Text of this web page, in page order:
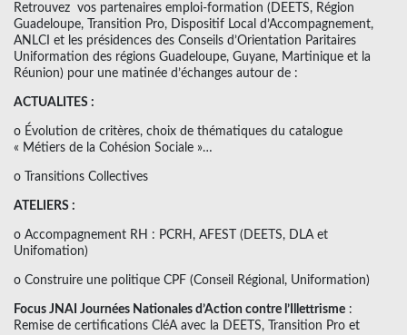
Retrouvez vos partenaires emploi-formation (DEETS, Région
Guadeloupe, Transition Pro, Dispositif Local d’Accompagnement,
ANLCI et les présidences des Conseils d’Orientation Paritaires
Uniformation des régions Guadeloupe, Guyane, Martinique et la
Réunion) pour une matinée d’échanges autour de :
ACTUALITES :
o Évolution de critères, choix de thématiques du catalogue
« Métiers de la Cohésion Sociale »…
o Transitions Collectives
ATELIERS :
o Accompagnement RH : PCRH, AFEST (DEETS, DLA et
Unifomation)
o Construire une politique CPF (Conseil Régional, Uniformation)
Focus JNAI Journées Nationales d’Action contre l’Illettrisme :
Remise de certifications CléA avec la DEETS, Transition Pro et